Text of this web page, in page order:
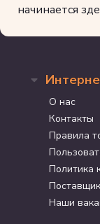
начинается
О нас
Контакты
Правила
Политика
Наши